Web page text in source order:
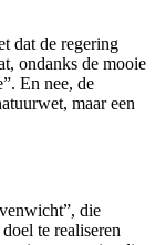
dat de regering
ondanks de mooie
En nee, de
maar een
die
te realiseren